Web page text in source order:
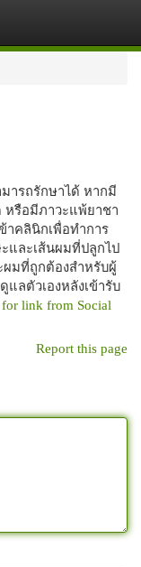
ารถรักษาได้ หากมี
หรือมีภาวะแพ้ยาชา
าคลินิกเพื่อทำการ
และเส้นผมที่ปลูกไป
ผมที่ถูกต้องสำหรับผู้
ลตัวเองหลังเข้ารับ
link from Social
Report this page